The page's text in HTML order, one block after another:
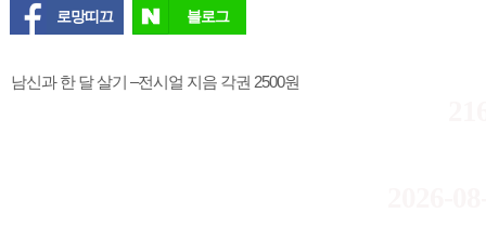
로망띠끄 블로그
남신과 한 달 살기 –전시얼 지음 각권 2500원